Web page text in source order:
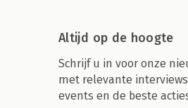
Altijd op de hoogte
Schrijf u in voor onze
met relevante
events en de beste